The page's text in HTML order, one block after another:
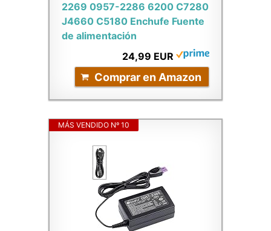
2269 0957-2286 6200 C7280
J4660 C5180 Enchufe Fuente
de alimentación
24,99 EUR
Comprar en Amazon
MÁS VENDIDO Nº 10